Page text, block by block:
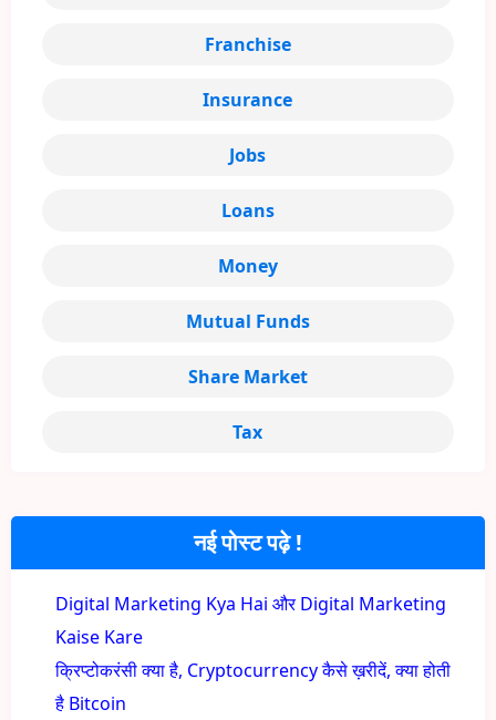
नई पोस्ट पढ़े !
Digital Marketing Kya Hai और Digital Marketing
Kaise Kare
क्रिप्टोकरंसी क्या है, Cryptocurrency कैसे ख़रीदें, क्या होती
है Bitcoin
Franchise
Insurance
Jobs
Loans
Money
Mutual Funds
Share Market
Tax